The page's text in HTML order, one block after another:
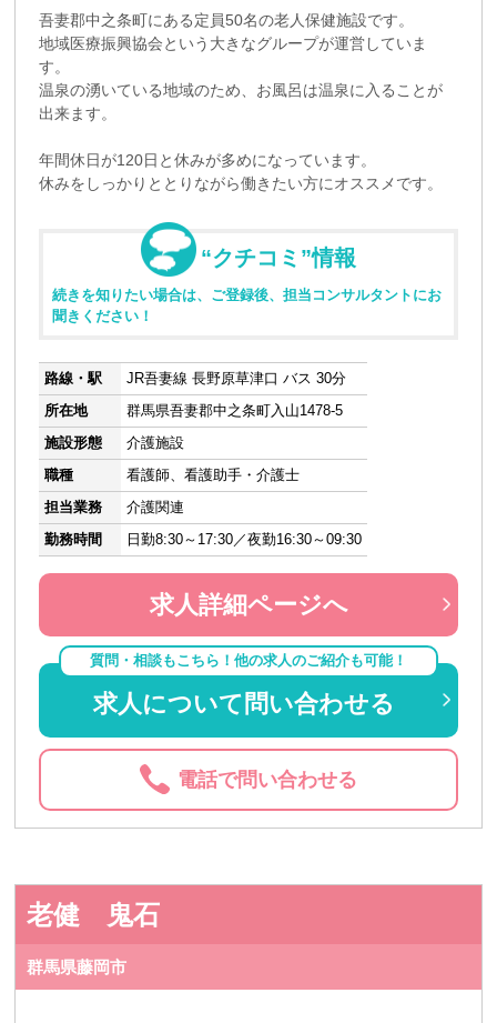
吾妻郡中之条町にある定員50名の老人保健施設です。
地域医療振興協会という大きなグループが運営していま
す。
温泉の湧いている地域のため、お風呂は温泉に入ることが
出来ます。
年間休日が120日と休みが多めになっています。
休みをしっかりととりながら働きたい方にオススメです。
“クチコミ”情報
続きを知りたい場合は、ご登録後、担当コンサルタントにお
聞きください！
路線・駅
JR吾妻線 長野原草津口 バス 30分
所在地
群馬県吾妻郡中之条町入山1478-5
施設形態
介護施設
職種
看護師、看護助手・介護士
担当業務
介護関連
勤務時間
日勤8:30～17:30／夜勤16:30～09:30
求人詳細ページへ
質問・相談もこちら！他の求人のご紹介も可能！
求人について問い合わせる
電話で問い合わせる
老健 鬼石
群馬県藤岡市